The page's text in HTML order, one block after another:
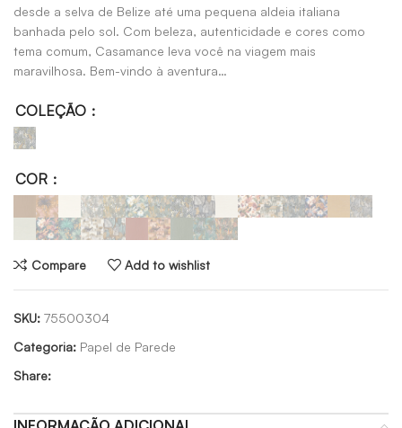
desde a selva de Belize até uma pequena aldeia italiana
banhada pelo sol. Com beleza, autenticidade e cores como
tema comum, Casamance leva você na viagem mais
maravilhosa. Bem-vindo à aventura…
COLEÇÃO
COR
Compare Add to wishlist
SKU: 75500304
Categoria: Papel de Parede
Share: